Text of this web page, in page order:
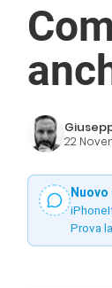
22
Prova la